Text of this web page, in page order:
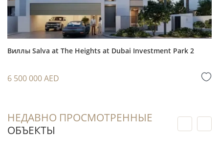
Виллы с несколькими спальнями могут
быть интересны арендаторам, которым нужен
самостоятельный дом в сформированном
районе Дубая.
При последующей продаже важны история
владения, состояние объекта, спрос на готовые
Hills 2 (Akoya).
Виллы Salva at The Heights at Dubai Investment Park 2
6 500 000 AED
НЕДАВНО ПРОСМОТРЕННЫЕ
ОБЪЕКТЫ